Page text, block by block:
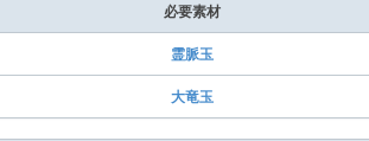
必要素材
霊脈玉
大竜玉